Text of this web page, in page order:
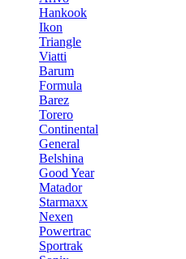
Hankook
Ikon
Triangle
Viatti
Barum
Formula
Barez
Torero
Continental
General
Belshina
Good Year
Matador
Starmaxx
Nexen
Powertrac
Sportrak